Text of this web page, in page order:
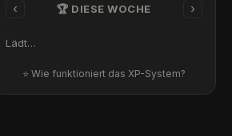
‹ 🏆 DIESE WOCHE ›
Lädt…
⭐ Wie funktioniert das XP-System?